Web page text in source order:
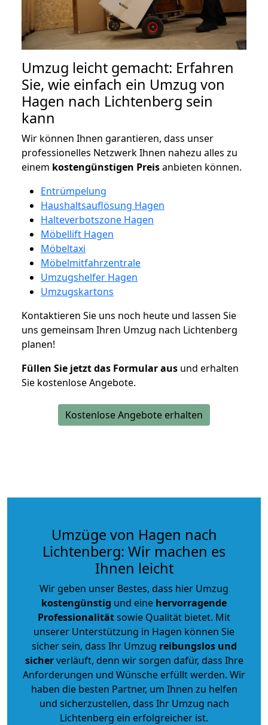
Umzug leicht gemacht: Erfahren
Sie, wie einfach ein Umzug von
Hagen nach Lichtenberg sein
kann
Wir können Ihnen garantieren, dass unser
professionelles Netzwerk Ihnen nahezu alles zu
einem kostengünstigen Preisanbieten können.
Entrümpelung
Haushaltsauflösung Hagen
Halteverbotszone Hagen
Möbellift Hagen
Möbeltaxi
Möbelmitfahrzentrale
Umzugshelfer Hagen
Umzugskartons
Kontaktieren Sie uns noch heute und lassen Sie
uns gemeinsam Ihren Umzug nach Lichtenberg
planen!
Füllen Sie jetzt das Formular aus und erhalten
Sie kostenlose Angebote.
Kostenlose Angebote erhalten
Umzüge von Hagen nach
Lichtenberg: Wir machen es
Ihnen leicht
Wir geben unser Bestes, dass hier Umzug
kostengünstig und eine hervorragende
Professionalitätsowie Qualität bietet. Mit
unserer Unterstützung in Hagen können Sie
sicher sein, dass Ihr Umzug reibungslos und
sicherverläuft, denn wir sorgen dafür, dass Ihre
Anforderungen und Wünsche erfüllt werden. Wir
haben die besten Partner, um Ihnen zu helfen
und sicherzustellen, dass Ihr Umzug nach
Lichtenberg ein erfolgreicher ist.